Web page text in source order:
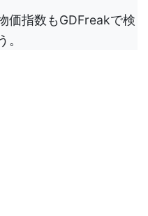
価指数もGDFreakで検